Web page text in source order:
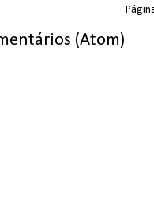
(Atom)